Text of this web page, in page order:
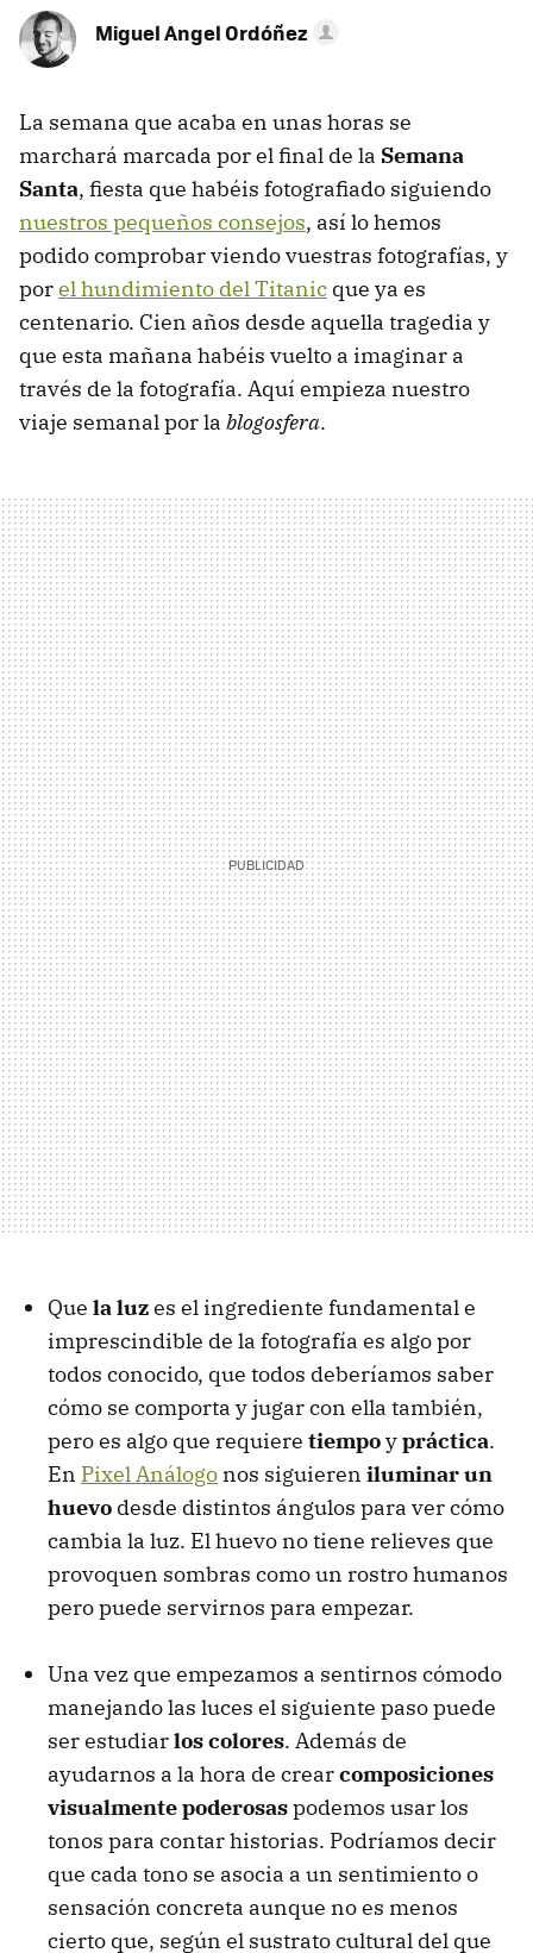
Miguel Angel Ordóñez
La semana que acaba en unas horas se
marchará marcada por el final de la Semana
Santa, fiesta que habéis fotografiado siguiendo
nuestros pequeños consejos, así lo hemos
podido comprobar viendo vuestras fotografías, y
porel hundimiento del Titanic que ya es
centenario. Cien años desde aquella tragedia y
que esta mañana habéis vuelto a imaginar a
través de la fotografía. Aquí empieza nuestro
viaje semanal por la blogosfera.
Que la luzes el ingrediente fundamental e
imprescindible de la fotografía es algo por
todos conocido, que todos deberíamos saber
cómo se comporta y jugar con ella también,
pero es algo que requiere tiempoypráctica.
En Pixel Análogo nos siguieren iluminar un
huevo desde distintos ángulos para ver cómo
cambia la luz. El huevo no tiene relieves que
provoquen sombras como un rostro humanos
pero puede servirnos para empezar.
Una vez que empezamos a sentirnos cómodo
manejando las luces el siguiente paso puede
ser estudiarlos colores. Además de
ayudarnos a la hora de crearcomposiciones
visualmente poderosaspodemos usar los
tonos para contar historias. Podríamos decir
que cada tono se asocia a un sentimiento o
sensación concreta aunque no es menos
cierto que, según el sustrato cultural del que